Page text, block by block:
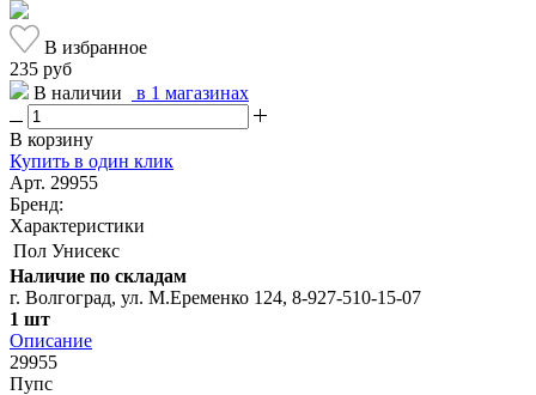
В избранное
235 руб
В наличии
в 1 магазинах
В корзину
Купить в один клик
Арт. 29955
Бренд:
Характеристики
Пол Унисекс
Наличие по складам
г. Волгоград, ул. М.Еременко 124, 8-927-510-15-07
1 шт
Описание
29955
Пупс